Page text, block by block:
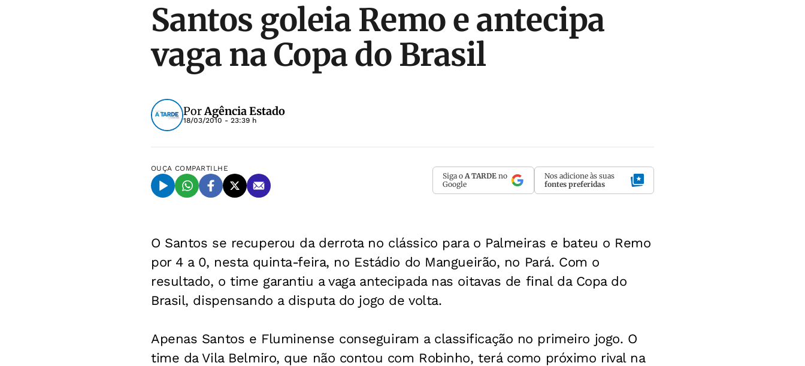
Santos goleia Remo e antecipa
vaga na Copa do Brasil
PorAgência Estado
18/03/2010 - 23:39 h
OUÇA COMPARTILHE
Siga o A TARDE no
Google
Nos adicione às suas
fontes preferidas
O Santos se recuperou da derrota no clássico para o Palmeiras e bateu o Remo
por 4 a 0, nesta quinta-feira, no Estádio do Mangueirão, no Pará. Com o
resultado, o time garantiu a vaga antecipada nas oitavas de final da Copa do
Brasil, dispensando a disputa do jogo de volta.
Apenas Santos e Fluminense conseguiram a classificação no primeiro jogo. O
time da Vila Belmiro, que não contou com Robinho, terá como próximo rival na